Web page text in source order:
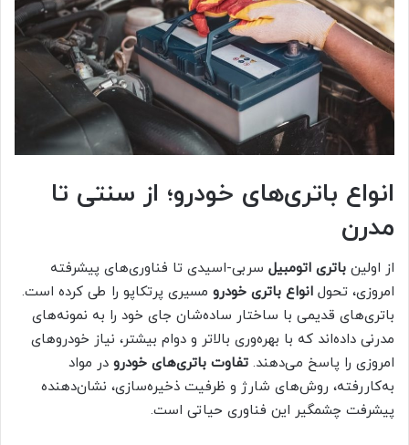
انواع باتری‌های خودرو؛ از سنتی تا
مدرن
از اولین باتری اتومبیل سربی-اسیدی تا فناوری‌های پیشرفته
امروزی، تحول انواع باتری خودرو مسیری پرتکاپو را طی کرده است.
باتری‌های قدیمی با ساختار ساده‌شان جای خود را به نمونه‌های
مدرنی داده‌اند که با بهره‌وری بالاتر و دوام بیشتر، نیاز خودروهای
امروزی را پاسخ می‌دهند. تفاوت باتری‌های خودرو در مواد
به‌کاررفته، روش‌های شارژ و ظرفیت ذخیره‌سازی، نشان‌دهنده
پیشرفت چشمگیر این فناوری حیاتی است.